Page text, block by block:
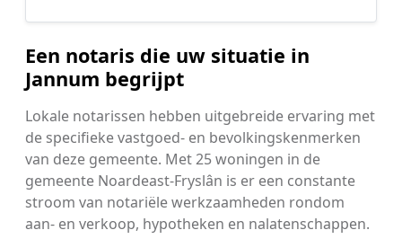
Een notaris die uw situatie in
Jannum begrijpt
Lokale notarissen hebben uitgebreide ervaring met
de specifieke vastgoed- en bevolkingskenmerken
van deze gemeente. Met 25 woningen in de
gemeente Noardeast-Fryslân is er een constante
stroom van notariële werkzaamheden rondom
aan- en verkoop, hypotheken en nalatenschappen.